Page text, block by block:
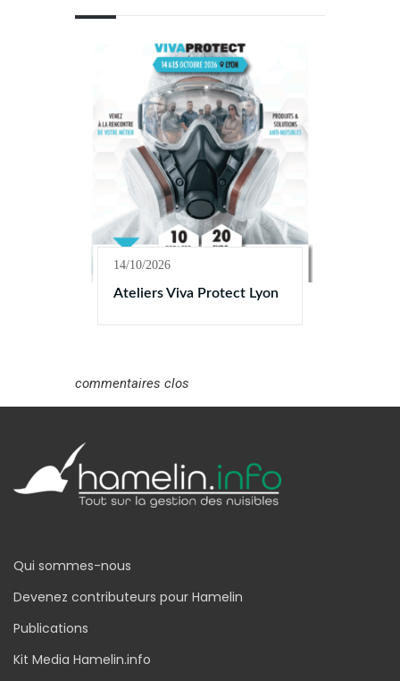
14/10/2026
Ateliers Viva Protect Lyon
commentaires clos
Qui sommes-nous
Devenez contributeurs pour Hamelin
Publications
Kit Media Hamelin.info